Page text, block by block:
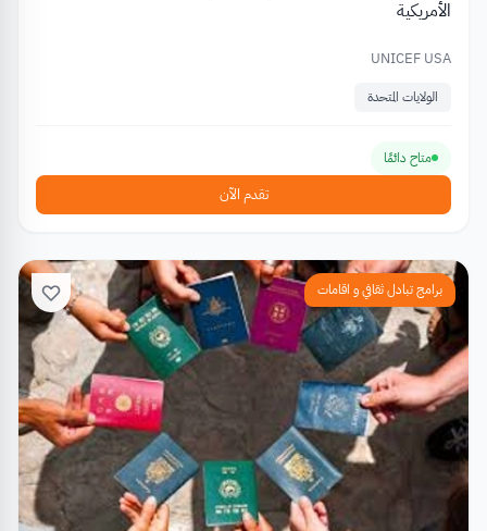
الأمريكية
UNICEF USA
الولايات المتحدة
متاح دائمًا
تقدم الآن
برامج تبادل ثقافي و اقامات